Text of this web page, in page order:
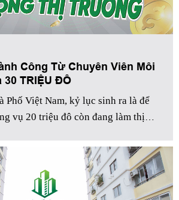
Công Từ Chuyên Viên Môi
TRIỆU ĐÔ
Phố Việt Nam, kỷ lục sinh ra là để
vụ 20 triệu đô còn đang làm thị
bộ ngành bất động sản phải chấn
30 triệu đô, Đầu chủ Tiến
đã chính thức ghi danh vàolịch sử